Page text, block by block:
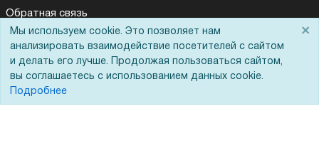
Обратная связь
Для Таможенного союза
Запрос актов сверки
Мы используем cookie. Это позволяет нам
анализировать взаимодействие посетителей с сайтом
и делать его лучше. Продолжая пользоваться сайтом,
вы соглашаетесь с использованием данных cookie.
Подробнее
×